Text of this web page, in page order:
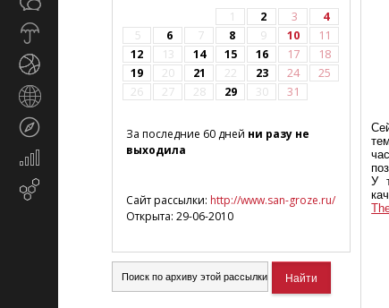
Экономика
маркетинг
1 2 3
4
5
6 7 8 9 10
11
12
13 14 15 16 17
18
19
20 21 22 23 24
25
26
27 28 29 30 31
За последние 60 дней ни разу не
выходила
Сайт рассылки: http://www.san-groze.ru/
Открыта: 29-06-2010
У